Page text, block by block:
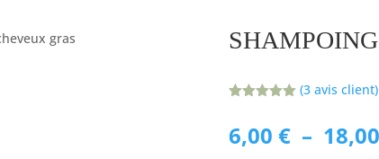
gras
basé sur
notations
(3 avis client)
6,00 € – 18,00